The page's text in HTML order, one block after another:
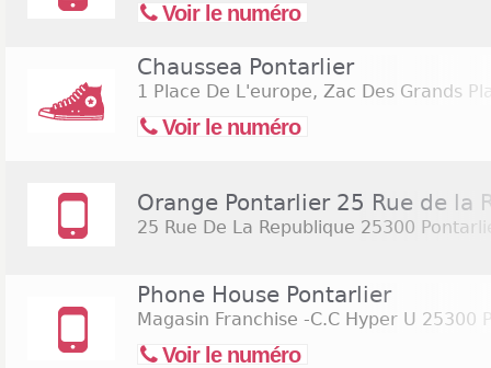
Voir le numéro
Chaussea Pontarlier
1 Place De L'europe, Zac Des Grands
Voir le numéro
Orange Pontarlier 25 Rue de la
25 Rue De La Republique 25300
Phone House Pontarlier
Magasin Franchise -C.C Hyper U 25300
Voir le numéro